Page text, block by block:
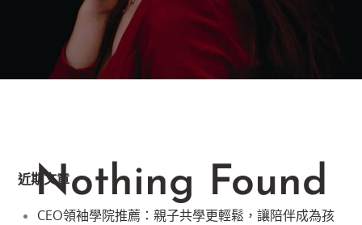
Nothing Found
近期文章
CEO領袖學院推薦：親子共學更輕鬆，讓陪伴成為孩